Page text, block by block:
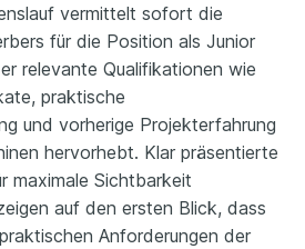
vermittelt sofort die
für die Position als Junior
relevante Qualifikationen wie
praktische
und vorherige Projekterfahrung
hervorhebt. Klar präsentierte
maximale Sichtbarkeit
auf den ersten Blick, dass
Anforderungen der